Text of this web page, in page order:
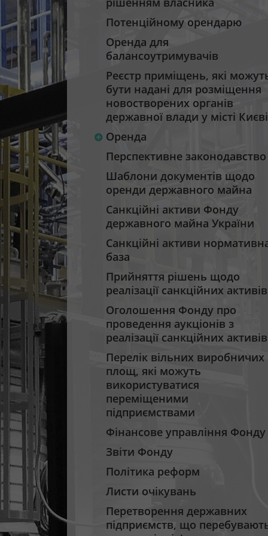
Потенційному орендарю
Оренда для
балансоутримувачів
Реєстр приміщень, які
бути надані для розміщення
новостворених органів
державної влади у місті Києві
Оренда
Перспективне законодавство
Шаблони документів щодо
оренди державного майна
Санкційні активи Фонду
державного майна України
Санкційні активи
база
Прийняття рішень щодо
реалізації санкційних активів
Оголошення Фонду про
проведення аукціонів з
реалізації санкційних активів
Перелік вільних виробничих
площ, які можуть
використуватися
переміщеними
підприємствами
Фінансове управління Фонду
Звіти Фонду
Політика реформ
Листи очікувань
Перетворення державних
підприємств, що